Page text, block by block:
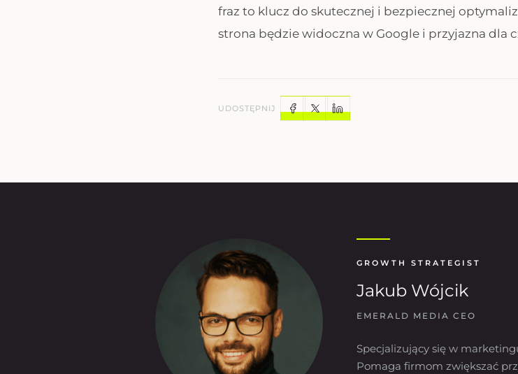
fraz to klucz do skutecznej i bezpiecznej
strona będzie widoczna w Google i przyjazna dla
UDOSTĘPNIJ
GROWTH STRATEGIST
Jakub Wójcik
EMERALD MEDIA CEO
Specjalizujący się w
Pomaga firmom zwiększać